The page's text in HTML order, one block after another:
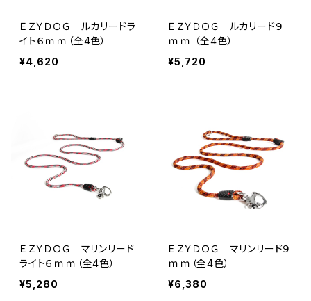
ＥＺＹＤＯＧ ルカリードラ
イト６ｍｍ（全4色）
¥4,620
ＥＺＹＤＯＧ ルカリード９
ｍｍ （全4色）
¥5,720
ＥＺＹＤＯＧ マリンリード
ライト６ｍｍ（全4色）
¥5,280
ＥＺＹＤＯＧ マリンリード９
ｍｍ（全4色）
¥6,380